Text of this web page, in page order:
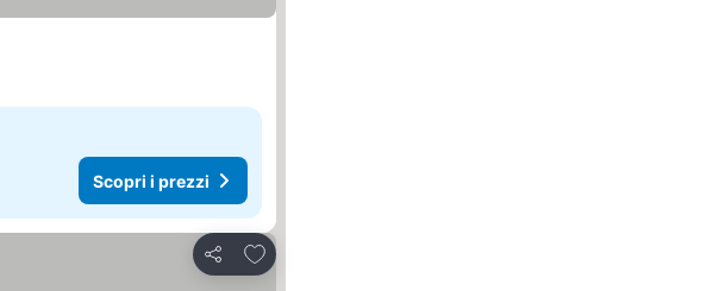
Scopri i prezzi
Condividi
Aggiungi ai preferiti